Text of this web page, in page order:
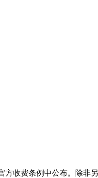
收费条例中公布。除